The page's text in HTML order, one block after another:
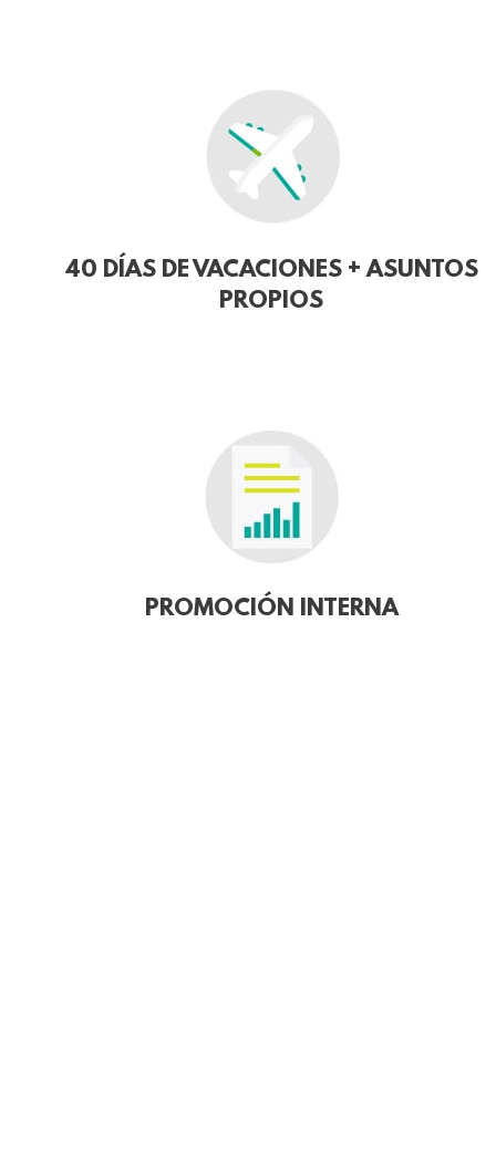
40 DÍAS DE VACACIONES + ASUNTOS
PROPIOS
PROMOCIÓN INTERNA